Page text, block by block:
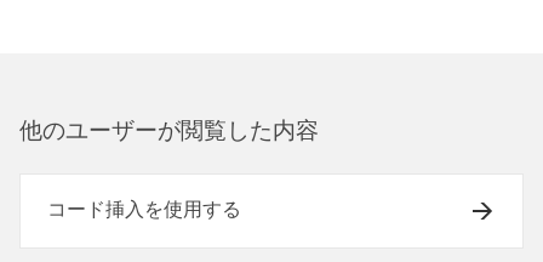
他のユ⁠ーザ⁠ーが閲覧した内容
コード挿入を使用する